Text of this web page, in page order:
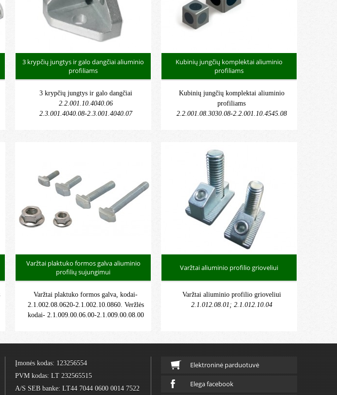
3 krypčių jungtys ir galo dangčiai aliuminio
profiliams
3 krypčių jungtys ir galo dangčiai
2.2.001.10.4040.06
2.3.001.4040.08-2.3.001.4040.07
Kubinių jungčių komplektai aliuminio
profiliams
Kubinių jungčių komplektai aliuminio
profiliams
2.2.001.08.3030.08-2.2.001.10.4545.08
Varžtai plaktuko formos galva aliuminio
profilių sujungimui
Varžtai plaktuko formos galva, kodai-
2.1.002.08.0620-2.1.002.10.0860. Veržlės
kodai- 2.1.009.00.06.00-2.1.009.00.08.00
Varžtai aliuminio profilio grioveliui
Varžtai aliuminio profilio grioveliui
2.1.012.08.01; 2.1.012.10.04
Įmonės kodas: 123256554
PVM kodas: LT 232565515
A/S SEB banke: LT44 7044 0600 0014 7522
Elektroninė parduotuvė
Elega facebook